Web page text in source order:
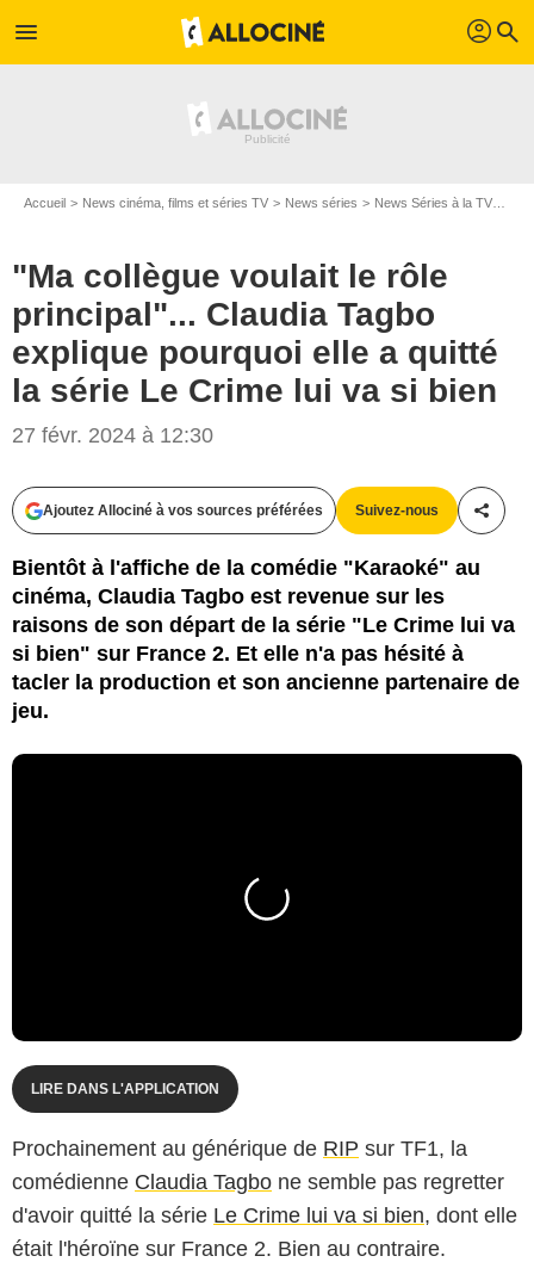
menu profil search
Accueil News cinéma, films et séries TV News séries News Séries à la TV
"Ma collègue voulait le rôle
principal"... Claudia Tagbo
explique pourquoi elle a quitté
la série Le Crime lui va si bien
27 févr. 2024 à 12:30
Ajoutez Allociné à vos sources préférées Suivez-nous
Bientôt à l'affiche de la comédie "Karaoké" au
cinéma, Claudia Tagbo est revenue sur les
raisons de son départ de la série "Le Crime lui va
si bien" sur France 2. Et elle n'a pas hésité à
tacler la production et son ancienne partenaire de
jeu.
LIRE DANS L'APPLICATION
Prochainement au générique de RIP sur TF1, la
comédienne Claudia Tagbo ne semble pas regretter
d'avoir quitté la série Le Crime lui va si bien, dont elle
était l'héroïne sur France 2. Bien au contraire.